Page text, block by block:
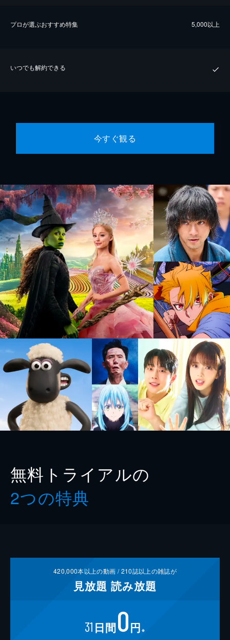
プロが選ぶおすすめ特集 5,000以上
いつでも解約できる
今すぐ観る
無料トライアルの
2つの特典
420,000本以上の動画 /210誌以上の雑誌が
見放題 読み放題
31 日間0円 ※